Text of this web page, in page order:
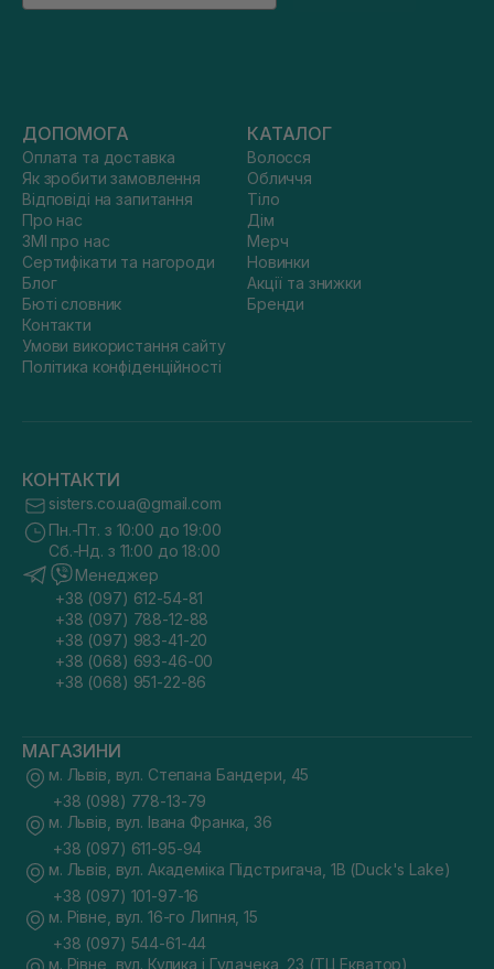
ДОПОМОГА
Оплата та доставка
Як зробити замовлення
Відповіді на запитання
Про нас
ЗМІ про нас
Сертифікати та нагороди
Блог
Бюті словник
Контакти
Умови використання сайту
Політика конфіденційності
КАТАЛОГ
Волосся
Обличчя
Тіло
Дім
Мерч
Новинки
Акції та знижки
Бренди
КОНТАКТИ
sisters.co.ua@gmail.com
Пн.-Пт. з 10:00 до 19:00
Сб.-Нд. з 11:00 до 18:00
Менеджер
+38 (097) 612-54-81
+38 (097) 788-12-88
+38 (097) 983-41-20
+38 (068) 693-46-00
+38 (068) 951-22-86
МАГАЗИНИ
м. Львів, вул. Степана Бандери, 45
+38 (098) 778-13-79
м. Львів, вул. Івана Франка, 36
+38 (097) 611-95-94
м. Львів, вул. Академіка Підстригача, 1В (Duck's Lake)
+38 (097) 101-97-16
м. Рівне, вул. 16-го Липня, 15
+38 (097) 544-61-44
м. Рівне, вул. Кулика і Гудачека, 23 (ТЦ Екватор)